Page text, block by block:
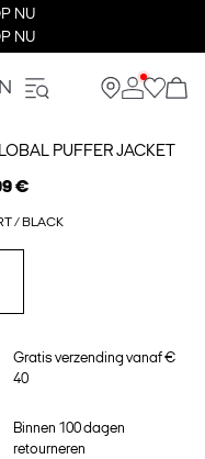
NU
NU
PUFFER JACKET
€
/ BLACK
Gratis verzending vanaf €
40
Binnen 100 dagen
retourneren